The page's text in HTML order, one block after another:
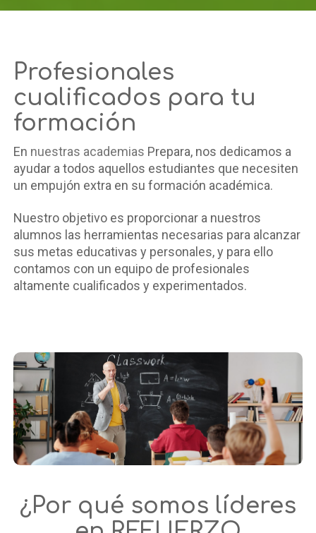
Profesionales
cualificados para tu
formación
En nuestras academias Prepara, nos dedicamos a
ayudar a todos aquellos estudiantes que necesiten
un empujón extra en su formación académica.
Nuestro objetivo es proporcionar a nuestros
alumnos las herramientas necesarias para alcanzar
sus metas educativas y personales, y para ello
contamos con un equipo de profesionales
altamente cualificados y experimentados.
¿Por qué somos líderes